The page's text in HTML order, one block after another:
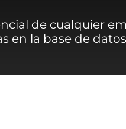
de cualquier
en la base de